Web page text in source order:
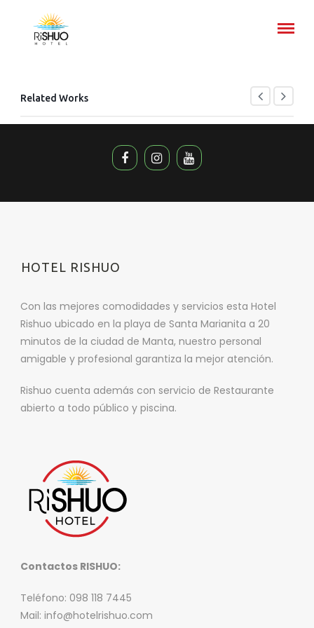
Related Works
HOTEL RISHUO
Con las mejores comodidades y servicios esta Hotel
Rishuo ubicado en la playa de Santa Marianita a 20
minutos de la ciudad de Manta, nuestro personal
amigable y profesional garantiza la mejor atención.
Rishuo cuenta además con servicio de Restaurante
abierto a todo público y piscina.
Contactos RISHUO:
Teléfono: 098 118 7445
Mail: info@hotelrishuo.com